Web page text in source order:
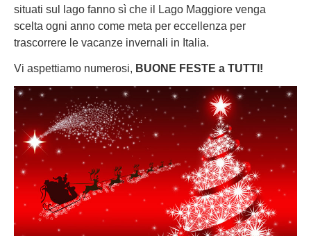
situati sul lago fanno sì che il Lago Maggiore venga
scelta ogni anno come meta per eccellenza per
trascorrere le vacanze invernali in Italia.
Vi aspettiamo numerosi, BUONE FESTE a TUTTI!